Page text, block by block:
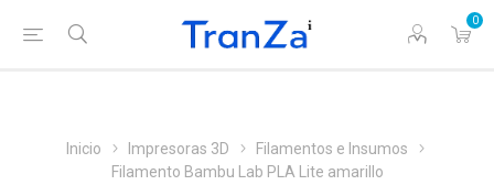
0
Inicio Impresoras 3D
Filamentos e Insumos
Filamento Bambu Lab PLA Lite amarillo